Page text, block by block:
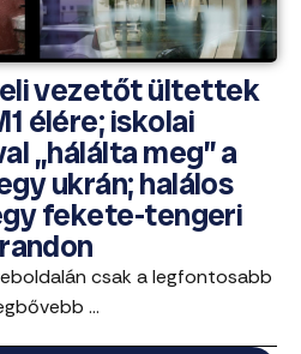
vezetőt ültettek
élére; iskolai
„hálálta meg” a
ukrán; halálos
fekete-tengeri
csak a legfontosabb
...